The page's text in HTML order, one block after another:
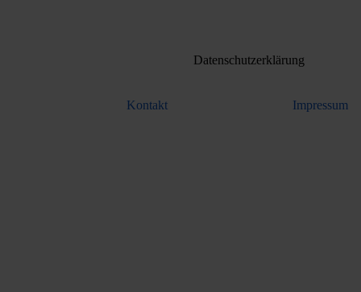
Datenschutzerklärung
Kontakt Impressum